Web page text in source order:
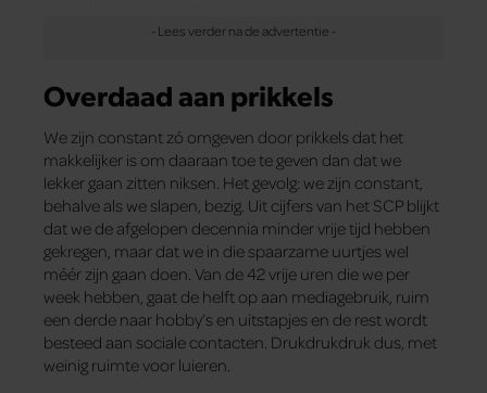
Overdaad aan prikkels
We zijn constant zó omgeven door prikkels dat het
makkelijker is om daaraan toe te geven dan dat we
lekker gaan zitten niksen. Het gevolg: we zijn constant,
behalve als we slapen, bezig. Uit cijfers van het SCP blijkt
dat we de afgelopen decennia minder vrije tijd hebben
gekregen, maar dat we in die spaarzame uurtjes wel
méér zijn gaan doen. Van de 42 vrije uren die we per
week hebben, gaat de helft op aan mediagebruik, ruim
een derde naar hobby’s en uitstapjes en de rest wordt
besteed aan sociale contacten. Drukdrukdruk dus, met
weinig ruimte voor luieren.